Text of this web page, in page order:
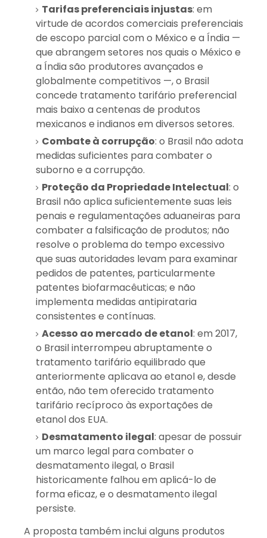
Tarifas preferenciais injustas: em
virtude de acordos comerciais preferenciais
de escopo parcial com o México e a Índia —
que abrangem setores nos quais o México e
a Índia são produtores avançados e
globalmente competitivos —, o Brasil
concede tratamento tarifário preferencial
mais baixo a centenas de produtos
mexicanos e indianos em diversos setores.
Combate à corrupção: o Brasil não adota
medidas suficientes para combater o
suborno e a corrupção.
Proteção da Propriedade Intelectual: o
Brasil não aplica suficientemente suas leis
penais e regulamentações aduaneiras para
combater a falsificação de produtos; não
resolve o problema do tempo excessivo
que suas autoridades levam para examinar
pedidos de patentes, particularmente
patentes biofarmacêuticas; e não
implementa medidas antipirataria
consistentes e contínuas.
Acesso ao mercado de etanol: em 2017,
o Brasil interrompeu abruptamente o
tratamento tarifário equilibrado que
anteriormente aplicava ao etanol e, desde
então, não tem oferecido tratamento
tarifário recíproco às exportações de
etanol dos EUA.
Desmatamento ilegal: apesar de possuir
um marco legal para combater o
desmatamento ilegal, o Brasil
historicamente falhou em aplicá-lo de
forma eficaz, e o desmatamento ilegal
persiste.
A proposta também inclui alguns produtos